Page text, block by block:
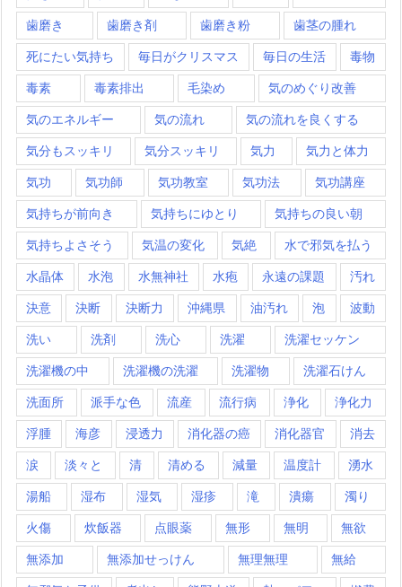
歯磨き 歯磨き剤 歯磨き粉 歯茎の腫れ
死にたい気持ち 毎日がクリスマス 毎日の生活 毒物
毒素 毒素排出 毛染め 気のめぐり改善
気のエネルギー 気の流れ 気の流れを良くする
気分もスッキリ 気分スッキリ 気力 気力と体力
気功 気功師 気功教室 気功法 気功講座
気持ちが前向き 気持ちにゆとり 気持ちの良い朝
気持ちよさそう 気温の変化 気絶 水で邪気を払う
水晶体 水泡 水無神社 水疱 永遠の課題 汚れ
決意 決断 決断力 沖縄県 油汚れ 泡 波動
洗い 洗剤 洗心 洗濯 洗濯セッケン
洗濯機の中 洗濯機の洗濯 洗濯物 洗濯石けん
洗面所 派手な色 流産 流行病 浄化 浄化力
浮腫 海彦 浸透力 消化器の癌 消化器官 消去
涙 淡々と 清 清める 減量 温度計 湧水
湯船 湿布 湿気 湿疹 滝 潰瘍 濁り
火傷 炊飯器 点眼薬 無形 無明 無欲
無添加 無添加せっけん 無理無理 無給